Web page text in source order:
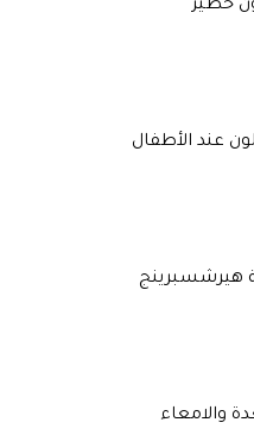
خطير
عند الأطفال
هيرشسبرينج
والامعاء